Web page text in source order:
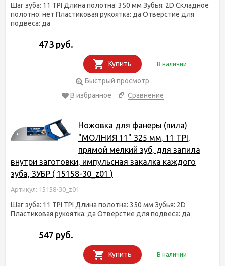
Шаг зуба: 11 TPI Длина полотна: 350 мм Зубья: 2D Складное
полотно: нет Пластиковая рукоятка: да Отверстие для
подвеса: да
473 руб.
Купить В наличии
Быстрый просмотр
В избранное
Сравнение
Ножовка для фанеры (пила)
"МОЛНИЯ 11" 325 мм, 11 TPI,
прямой мелкий зуб, для запила
внутри заготовки, импульсная закалка каждого
зуба, ЗУБР ( 15158-30_z01 )
Артикул: 15158-30_z01
Шаг зуба: 11 TPI TPI Длина полотна: 350 мм Зубья: 2D
Пластиковая рукоятка: да Отверстие для подвеса: да
547 руб.
Купить В наличии